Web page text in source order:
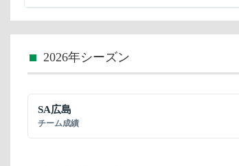
2026年シーズン
SA広島
チーム成績